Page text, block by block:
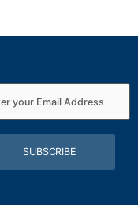
SUBSCRIBE